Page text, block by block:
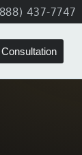
437-7747